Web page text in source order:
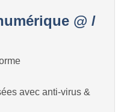
@ /
avec anti-virus &